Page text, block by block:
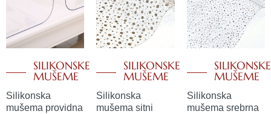
SILIKONSKE
MUŠEME
Silikonska
mušema providna
SILIKONSKE
MUŠEME
Silikonska
mušema sitni
SILIKONSKE
MUŠEME
Silikonska
mušema srebrna